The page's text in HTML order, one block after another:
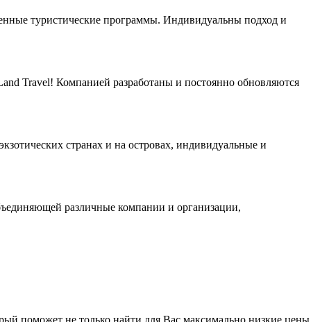
туристические программы. Индивидуальны подход и
Travel! Компанией разработаны и постоянно обновляются
странах и на островах, индивидуальные и
различные компании и организации,
поможет не только найти для Вас максимально низкие цены